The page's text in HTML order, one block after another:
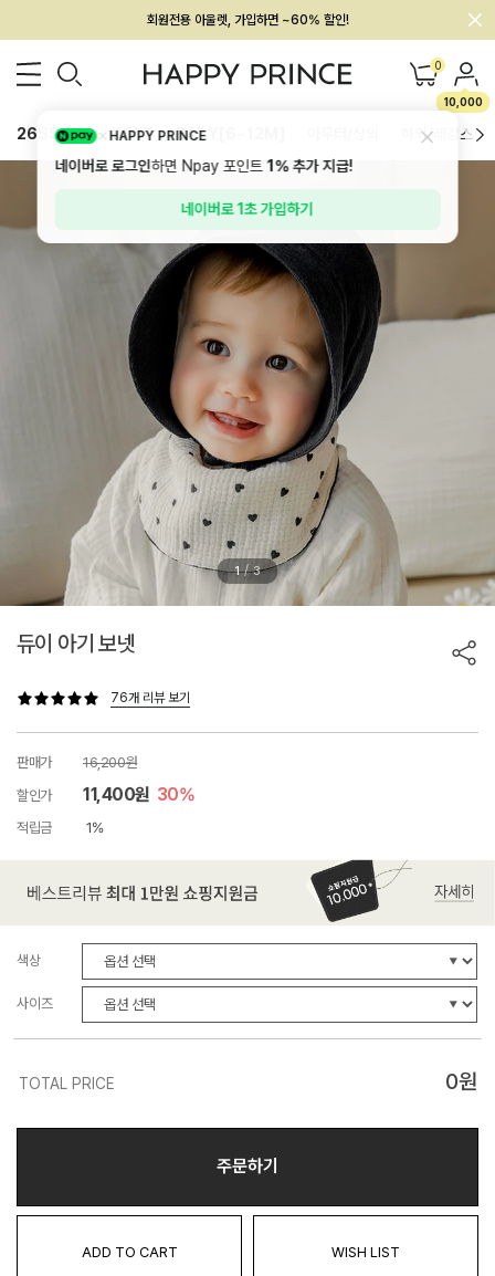
회원전용 아울렛, 가입하면 ~60% 할인!
멤버십 최대 28,000원 혜택 0
10,000
26SS 신상 BEST BABY[6~12M] 하의/레깅스
1 / 3
듀이 아기 보넷
76개 리뷰 보기
판매가
16,200원
할인가
11,400원 30%
적립금 1%
색상
사이즈
TOTAL PRICE 0원
주문하기
ADD TO CART WISH LIST
HAPPY PRINCE
네이버로 로그인하면 Npay 포인트1%추가 지급!
네이버로 1초 가입하기